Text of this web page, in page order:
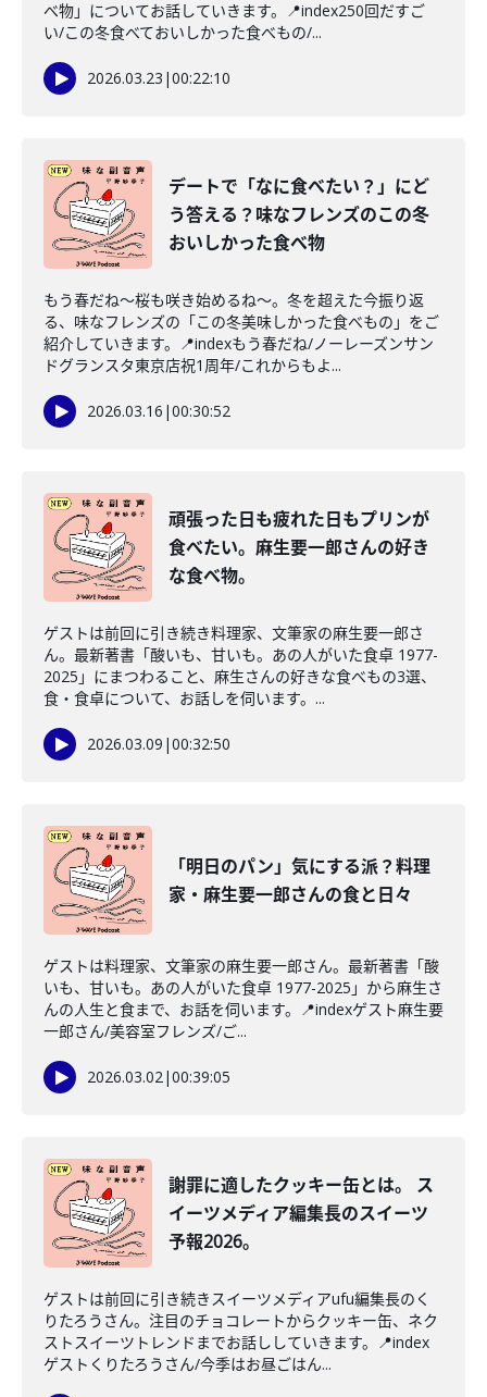
べ物」についてお話していきます。📍index250回だすご
い/この冬食べておいしかった食べもの/...
2026.03.23 |00:22:10
デートで「なに食べたい？」にど
う答える？味なフレンズのこの冬
おいしかった食べ物
もう春だね〜桜も咲き始めるね〜。冬を超えた今振り返
る、味なフレンズの「この冬美味しかった食べもの」をご
紹介していきます。📍indexもう春だね/ノーレーズンサン
ドグランスタ東京店祝1周年/これからもよ...
2026.03.16 |00:30:52
頑張った日も疲れた日もプリンが
食べたい。麻生要一郎さんの好き
な食べ物。
ゲストは前回に引き続き料理家、文筆家の麻生要一郎さ
ん。最新著書「酸いも、甘いも。あの人がいた食卓 1977-
2025」にまつわること、麻生さんの好きな食べもの3選、
食・食卓について、お話しを伺います。...
2026.03.09 |00:32:50
「明日のパン」気にする派？料理
家・麻生要一郎さんの食と日々
ゲストは料理家、文筆家の麻生要一郎さん。最新著書「酸
いも、甘いも。あの人がいた食卓 1977-2025」から麻生さ
んの人生と食まで、お話を伺います。📍indexゲスト麻生要
一郎さん/美容室フレンズ/ご...
2026.03.02|00:39:05
謝罪に適したクッキー缶とは。 ス
イーツメディア編集長のスイーツ
予報2026。
ゲストは前回に引き続きスイーツメディアufu編集長のく
りたろうさん。注目のチョコレートからクッキー缶、ネク
ストスイーツトレンドまでお話ししていきます。📍index
ゲストくりたろうさん/今季はお昼ごはん...